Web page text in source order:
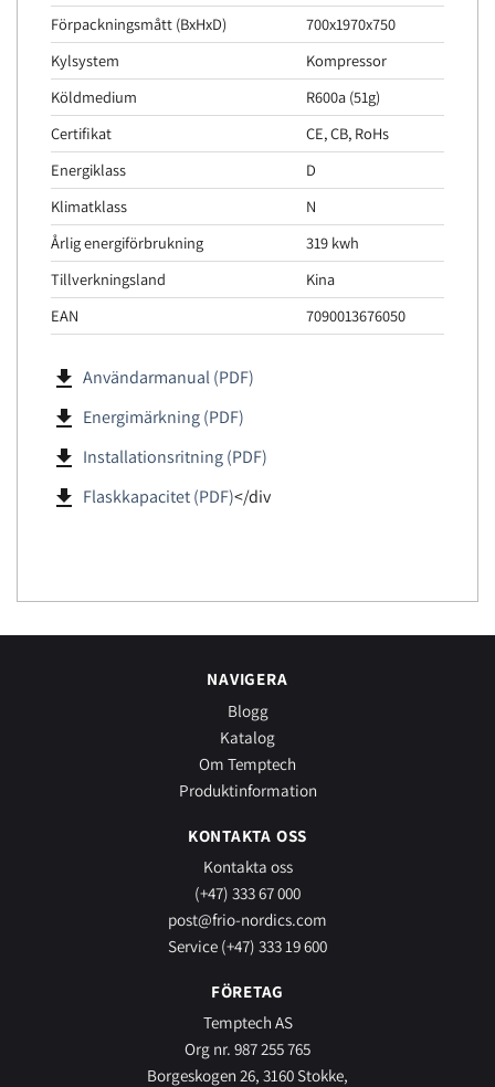
Förpackningsmått (BxHxD)
700x1970x750
Kylsystem
Kompressor
Köldmedium
R600a (51g)
Certifikat
CE, CB, RoHs
Energiklass
D
Klimatklass
N
Årlig energiförbrukning
319 kwh
Tillverkningsland
Kina
EAN
7090013676050
file_download Användarmanual (PDF)
file_download Energimärkning (PDF)
file_download Installationsritning (PDF)
file_download Flaskkapacitet (PDF)</div
NAVIGERA
Blogg
Katalog
Om Temptech
Produktinformation
KONTAKTA OSS
Kontakta oss
(+47) 333 67 000
post@frio-nordics.com
Service (+47) 333 19 600
FÖRETAG
Temptech AS
Org nr. 987 255 765
Borgeskogen 26, 3160 Stokke,